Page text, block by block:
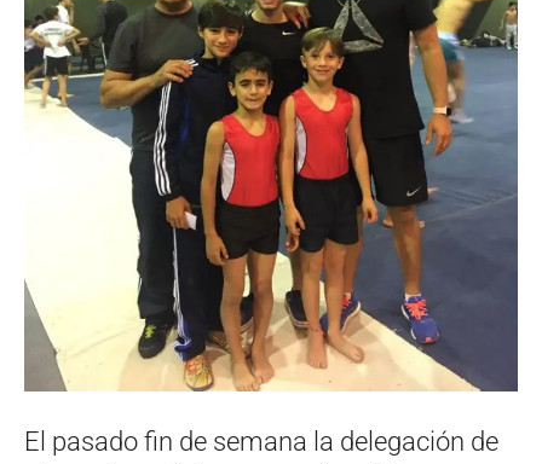
El pasado fin de semana la delegación de